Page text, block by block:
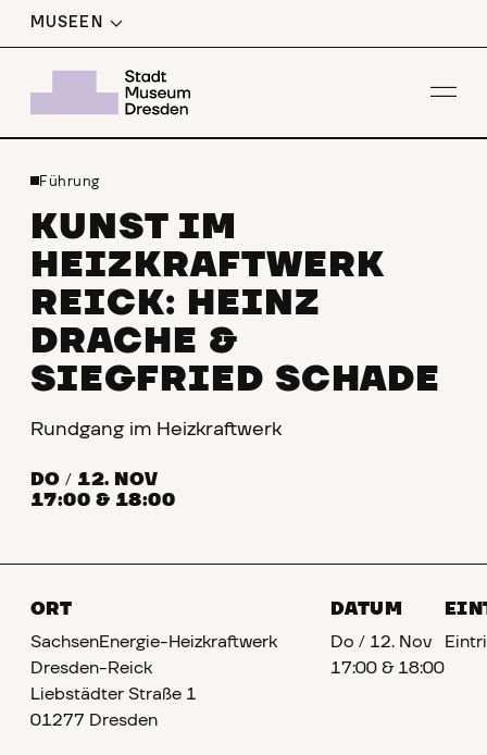
MUSEEN
I
T A
G
Führung
KUNST IM
HEIZKRAFTWERK
REICK: HEINZ
DRACHE &
SIEGFRIED SCHADE
Rundgang im Heizkraftwerk
DO / 12. NOV
17:00 & 18:00
ORT
SachsenEnergie-Heizkraftwerk
Dresden-Reick
Liebstädter Straße 1
01277 Dresden
DATUM
Do / 12. Nov
17:00 & 18:00